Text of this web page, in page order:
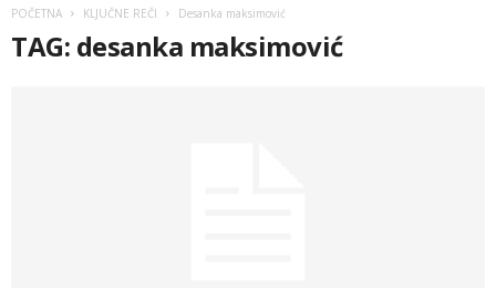
POČETNA KLJUČNE REČI Desanka maksimović
TAG: desanka maksimović